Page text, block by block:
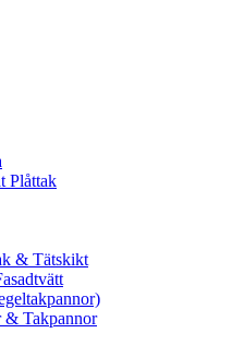
Plåttak
& Tätskikt
& Takpannor